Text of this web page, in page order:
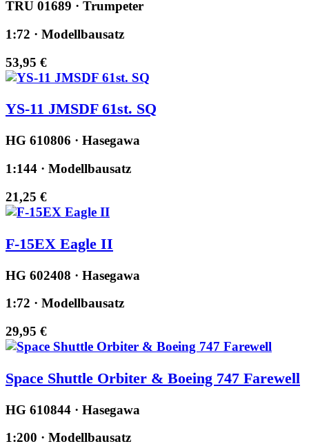
TRU 01689 · Trumpeter
1:72 · Modellbausatz
53,95 €
YS-11 JMSDF 61st. SQ
HG 610806 · Hasegawa
1:144 · Modellbausatz
21,25 €
F-15EX Eagle II
HG 602408 · Hasegawa
1:72 · Modellbausatz
29,95 €
Space Shuttle Orbiter & Boeing 747 Farewell
HG 610844 · Hasegawa
1:200 · Modellbausatz